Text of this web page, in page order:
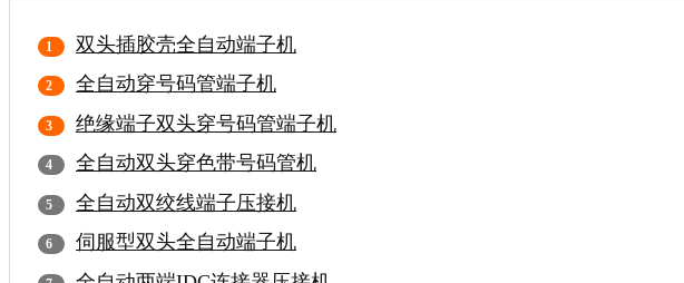
双头插胶壳全自动端子机
全自动穿号码管端子机
绝缘端子双头穿号码管端子机
全自动双头穿色带号码管机
全自动双绞线端子压接机
伺服型双头全自动端子机